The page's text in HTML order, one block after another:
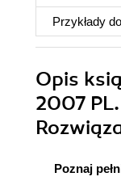
Przykłady do
Opis
2007
Poznaj